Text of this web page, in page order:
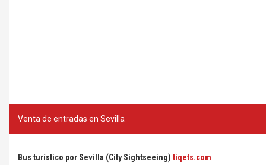
Venta de entradas en Sevilla
Bus turístico por Sevilla (City Sightseeing) tiqets.com